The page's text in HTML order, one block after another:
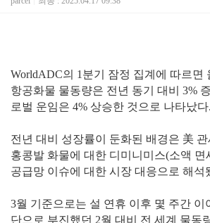
WorldADC의 1분기 잠정 집계에 따르면
항공화물 물동량은 전년 동기 대비 3%
로벌 운임은 4% 상승한 것으로 나타났다.
전년 대비 성장률이 둔화된 배경은 美
홍콩발 화물에 대한 디미니미스(소액 면
공급망 이슈에 대한 시장 대응으로 해석
3월 기준으로는 설 연휴 이후 몇 주간 이
단으로 부진했던 2월 대비 전 세계 물동